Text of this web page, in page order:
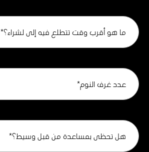
ما هو أقرب وقت تتطلع فيه إلى لشراء؟*
عدد غرف النوم*
هل تحظى بمساعدة من قبل وسيط؟*